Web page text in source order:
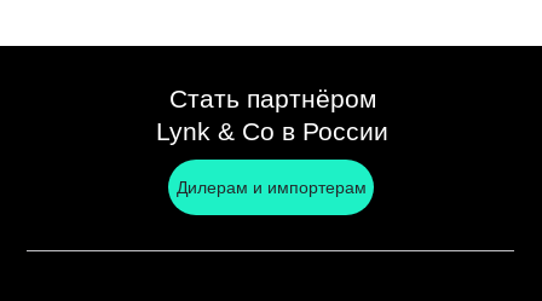
Дилерам и импортерам
Стать партнёром
Lynk & Co в России